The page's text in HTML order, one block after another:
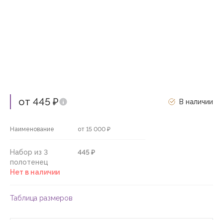
от 445 ₽ В наличии
Наименование от 15 000 ₽
Набор из 3
полотенец
445 ₽
Нет в наличии
Таблица размеров